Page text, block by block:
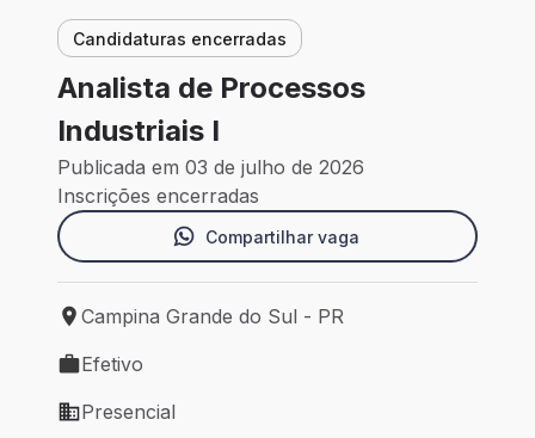
Candidaturas encerradas
Analista de Processos
Industriais I
Publicada em 03 de julho de 2026
Inscrições encerradas
Compartilhar vaga
Local de trabalho: Campina Grande do Sul - PR
Campina Grande do Sul - PR
Tipo de vaga: Efetivo
Efetivo
Modelo de trabalho: Presencial
Presencial